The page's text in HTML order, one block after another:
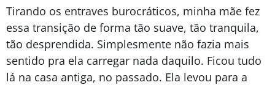
Tirando os entraves burocráticos, minha mãe fez
essa transição de forma tão suave, tão tranquila,
tão desprendida. Simplesmente não fazia mais
sentido pra ela carregar nada daquilo. Ficou tudo
lá na casa antiga, no passado. Ela levou para a